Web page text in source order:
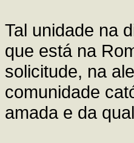
Tal unidade na
que está na
solicitude, na
comunidade
amada e da